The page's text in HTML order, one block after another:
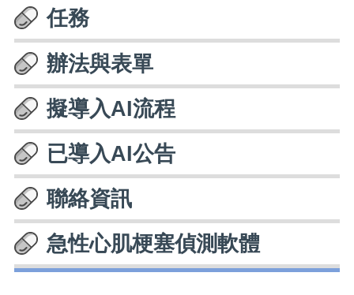
任務
辦法與表單
擬導入AI流程
已導入AI公告
聯絡資訊
急性心肌梗塞偵測軟體